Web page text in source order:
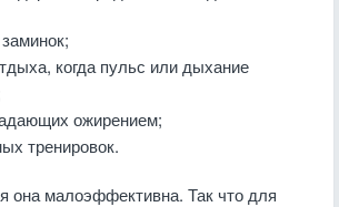
когда пульс или дыхание
ожирением;
тренировок.
она малоэффективна. Так что для